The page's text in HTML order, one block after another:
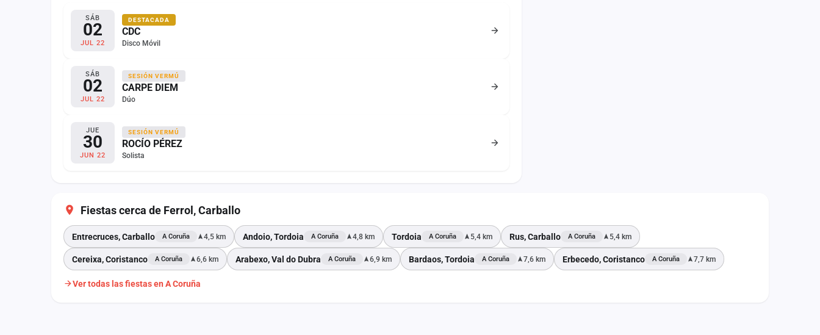
SÁB
02
JUL 22
DESTACADA
CDC
Disco Móvil
SÁB
02
JUL 22
SESIÓN VERMÚ
CARPE DIEM
Dúo
JUE
30
JUN 22
SESIÓN VERMÚ
ROCÍO PÉREZ
Solista
Fiestas cerca de Ferrol, Carballo
Entrecruces, Carballo A Coruña 4,5 km Andoio, Tordoia A Coruña 4,8 km Tordoia A Coruña 5,4 km Rus, Carballo A Coruña 5,4 km
Cereixa, Coristanco A Coruña 6,6 km Arabexo, Val do Dubra A Coruña 6,9 km Bardaos, Tordoia A Coruña 7,6 km Erbecedo, Coristanco A Coruña 7,7 km
Ver todas las fiestas en A Coruña